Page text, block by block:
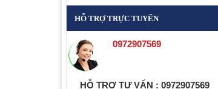
HỖ TRỢ TRỰC TUYẾN
0972907569
HỖ TRỢ TƯ VẤN : 0972907569